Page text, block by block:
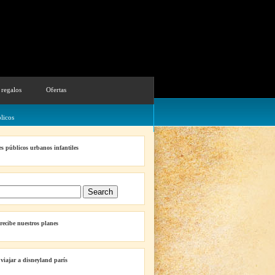
Ofertas
públicos urbanos infantiles
nuestros planes
viajar a disneyland parís